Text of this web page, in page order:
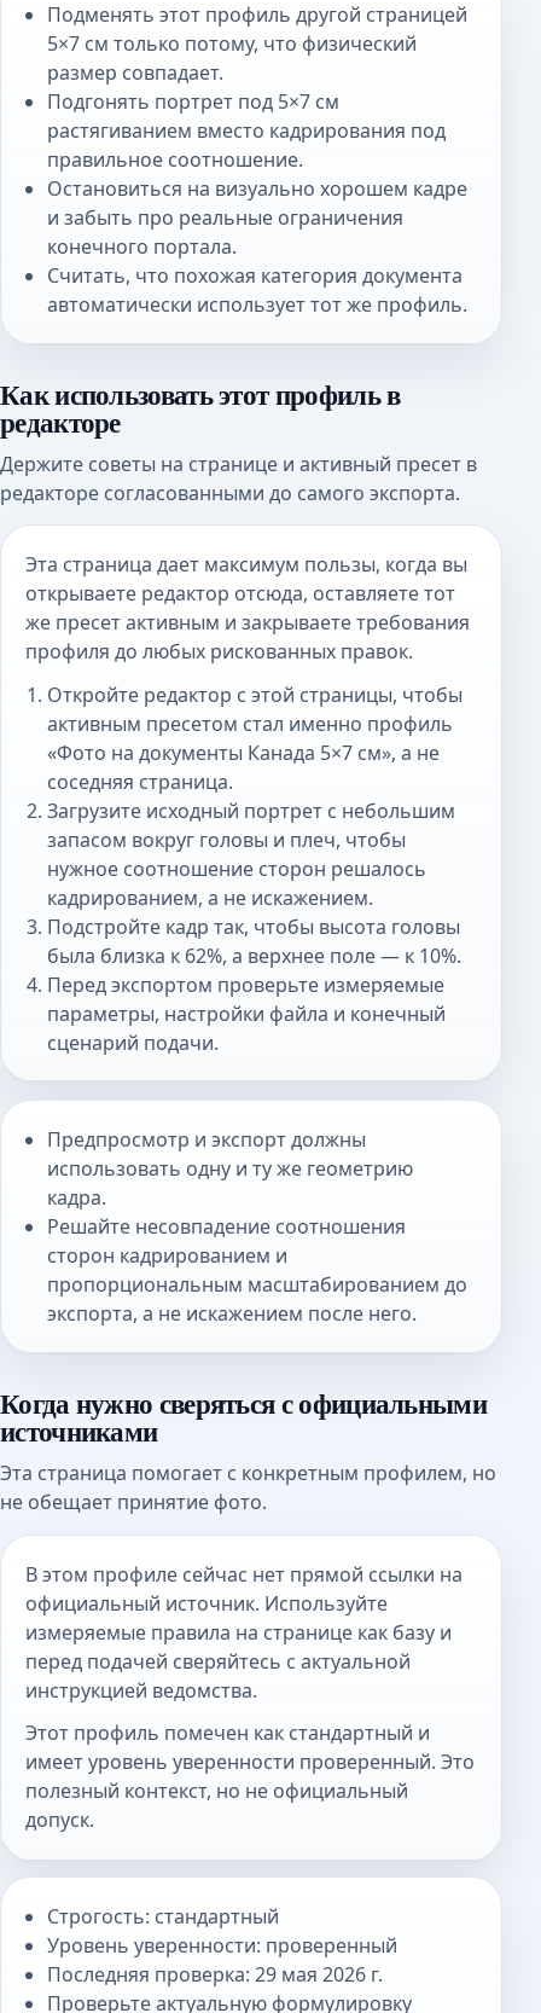
Подменять этот профиль другой страницей
5×7 см только потому, что физический
размер совпадает.
Подгонять портрет под 5×7 см
растягиванием вместо кадрирования под
правильное соотношение.
Остановиться на визуально хорошем кадре
и забыть про реальные ограничения
конечного портала.
Считать, что похожая категория документа
автоматически использует тот же профиль.
Как использовать этот профиль в
редакторе
Держите советы на странице и активный пресет в
редакторе согласованными до самого экспорта.
Эта страница дает максимум пользы, когда вы
открываете редактор отсюда, оставляете тот
же пресет активным и закрываете требования
профиля до любых рискованных правок.
Откройте редактор с этой страницы, чтобы
активным пресетом стал именно профиль
«Фото на документы Канада 5×7 см», а не
соседняя страница.
Загрузите исходный портрет с небольшим
запасом вокруг головы и плеч, чтобы
нужное соотношение сторон решалось
кадрированием, а не искажением.
Подстройте кадр так, чтобы высота головы
была близка к 62%, а верхнее поле — к 10%.
Перед экспортом проверьте измеряемые
параметры, настройки файла и конечный
сценарий подачи.
Предпросмотр и экспорт должны
использовать одну и ту же геометрию
кадра.
Решайте несовпадение соотношения
сторон кадрированием и
пропорциональным масштабированием до
экспорта, а не искажением после него.
Когда нужно сверяться с официальными
источниками
Эта страница помогает с конкретным профилем, но
не обещает принятие фото.
В этом профиле сейчас нет прямой ссылки на
официальный источник. Используйте
измеряемые правила на странице как базу и
перед подачей сверяйтесь с актуальной
инструкцией ведомства.
Этот профиль помечен как стандартный и
имеет уровень уверенности проверенный. Это
полезный контекст, но не официальный
допуск.
Строгость: стандартный
Уровень уверенности: проверенный
Последняя проверка: 29 мая 2026 г.
Проверьте актуальную формулировку